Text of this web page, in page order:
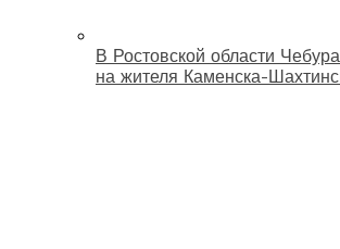
В Ростовской области
на жителя Каменска-